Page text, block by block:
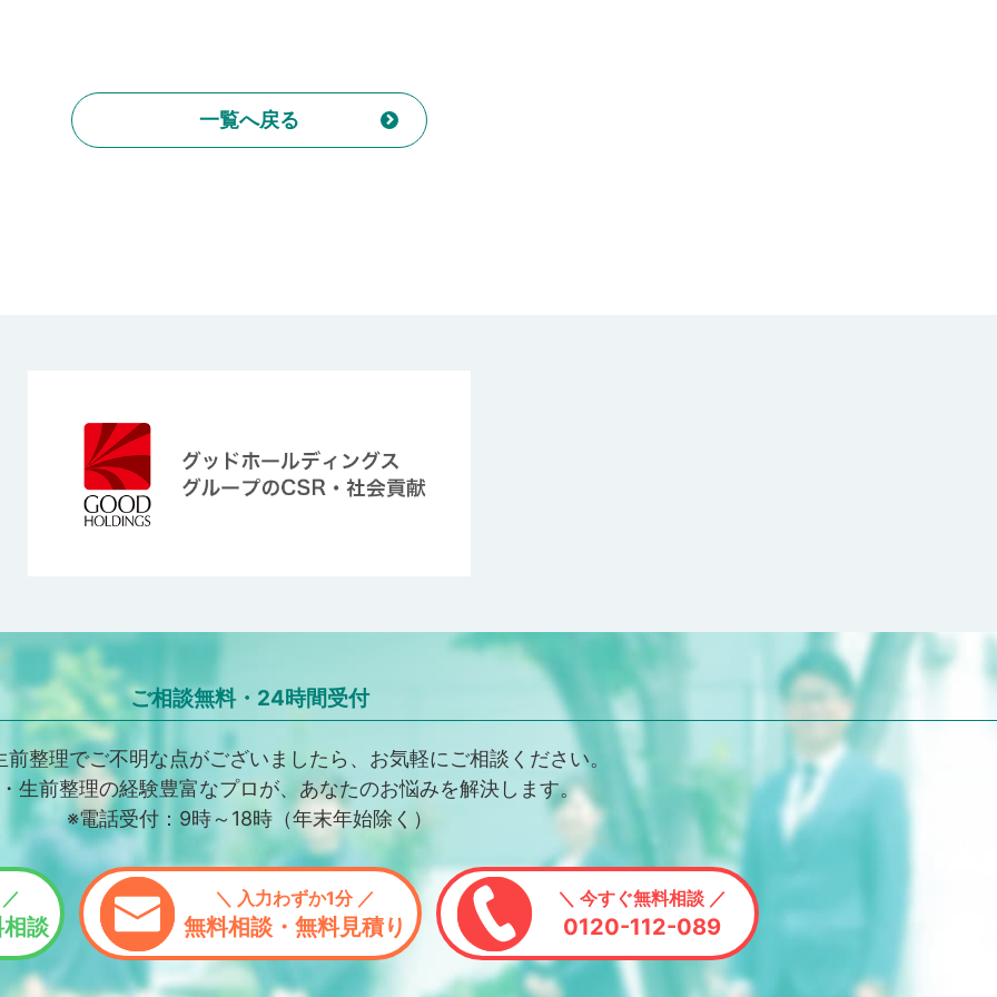
一覧へ戻る
ご相談無料・24時間受付
前整理でご不明な点がございましたら、お気軽にご相談ください。
生前整理の経験豊富なプロが、あなたのお悩みを解決します。
※電話受付：9時～18時（年末年始除く）
談
＼ 入力わずか1分 ／
無料相談・無料見積り
＼ 今すぐ無料相談 ／
0120-112-089